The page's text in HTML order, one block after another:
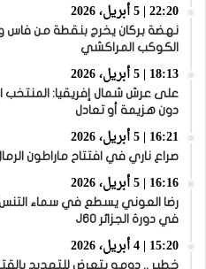
22:20 | 5 أبريل، 2026
نهضة بركان يخرج بنقطة من فاس
الكوكب المراكشي
18:13 | 5 أبريل، 2026
دون هزيمة أو تعادل
16:21 | 5 أبريل، 2026
صراع ناري في افتتاح ماراطون
16:16 | 5 أبريل، 2026
رضا العوني يسطع في سماء التنس
في دورة الجزائر J60
15:20 | 4 أبريل، 2026
خطير .. دومو يتعرض للتهديد